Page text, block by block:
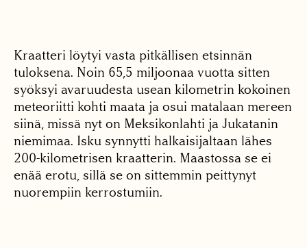
Kraatteri löytyi vasta pitkällisen etsinnän
tuloksena. Noin 65,5 miljoonaa vuotta sitten
syöksyi avaruudesta usean kilometrin kokoinen
meteoriitti kohti maata ja osui matalaan mereen
siinä, missä nyt on Meksikonlahti ja Jukatanin
niemimaa. Isku synnytti halkaisijaltaan lähes
200-kilometrisen kraatterin. Maastossa se ei
enää erotu, sillä se on sittemmin peittynyt
nuorempiin kerrostumiin.